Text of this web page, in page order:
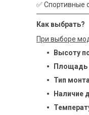
✅ Спортивные
Как выбрать?
При выборе
Высоту
Площадь
Тип
Наличие